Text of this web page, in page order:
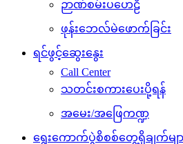
ဉာဏ်စမ်းပဟေဠိ
ဖုန်းဘေလ်မဲဖောက်ခြင်း
ရင်ဖွင့်ဆွေးနွေး
Call Center
သတင်းစကားပေးပို့ရန်
အမေး/အဖြေကဏ္ဍ
ရွေးကောက်ပွဲစိစစ်တွေ့ရှိချက်မျာ